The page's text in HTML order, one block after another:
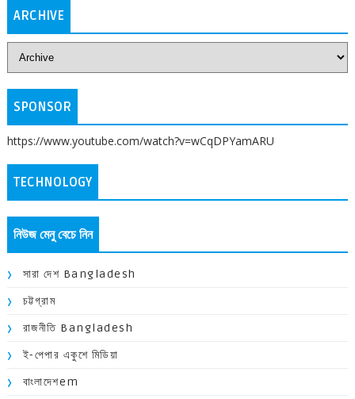
ARCHIVE
SPONSOR
https://www.youtube.com/watch?v=wCqDPYamARU
TECHNOLOGY
নিউজ মেনু বেচে নিন
সারা দেশ Bangladesh
চট্টগ্রাম
রাজনীতি Bangladesh
ই-পেপার একুশে মিডিয়া
বাংলাদেশem